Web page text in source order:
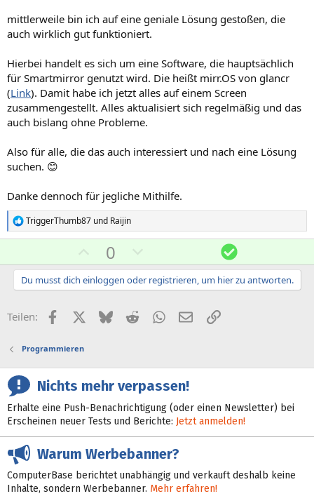
S
t
m
m
e
S
m
m
e
mittlerweile bin ich auf eine geniale Lösung gestoßen, die
auch wirklich gut funktioniert.
Hierbei handelt es sich um eine Software, die hauptsächlich
für Smartmirror genutzt wird. Die heißt mirr.OS von glancr
(Link). Damit habe ich jetzt alles auf einem Screen
zusammengestellt. Alles aktualisiert sich regelmäßig und das
auch bislang ohne Probleme.
Also für alle, die das auch interessiert und nach eine Lösung
suchen. 😊
Danke dennoch für jegliche Mithilfe.
R
e
t
o
e
TriggerThumb87 und Raijin
o
s
t
e
S
t
i
m
m
e
0
e
g
t
e
S
t
i
m
m
e
L
ö
s
n
Du musst dich einloggen oder registrieren, um hier zu antworten.
Teilen: FacebookX (Twitter)
BlueskyRedditWhatsApp
E-MailLink
Programmieren
Nichts mehr verpassen!
Erhalte eine Push-Benachrichtigung (oder einen Newsletter) bei
Erscheinen neuer Tests und Berichte: Jetzt anmelden!
Warum Werbebanner?
ComputerBase berichtet unabhängig und verkauft deshalb keine
Inhalte, sondern Werbebanner. Mehr erfahren!